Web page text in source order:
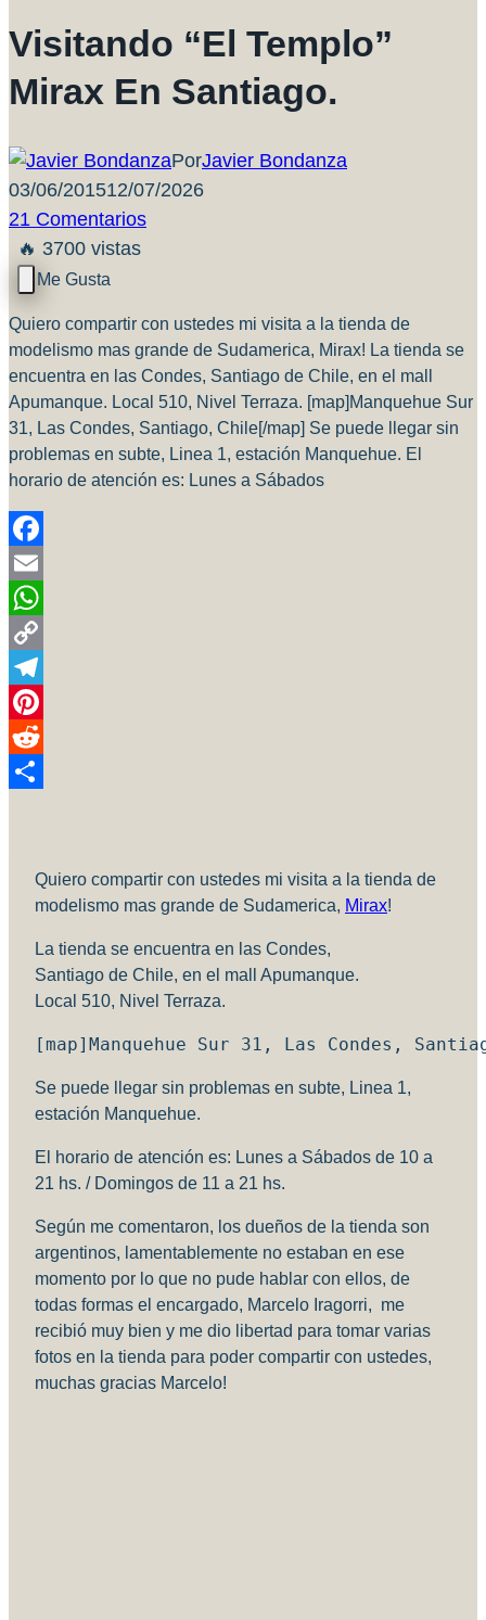
Visitando “El Templo”
Mirax En Santiago.
PorJavier Bondanza
03/06/201512/07/2026
21 Comentarios
🔥 3700 vistas
Quiero compartir con ustedes mi visita a la tienda de
modelismo mas grande de Sudamerica, Mirax! La tienda se
encuentra en las Condes, Santiago de Chile, en el mall
Apumanque. Local 510, Nivel Terraza. [map]Manquehue Sur
31, Las Condes, Santiago, Chile[/map] Se puede llegar sin
problemas en subte, Linea 1, estación Manquehue. El
horario de atención es: Lunes a Sábados
Facebook
Email
WhatsApp
Copy
Link
Telegram
Pinterest
Reddit
Quiero compartir con ustedes mi visita a la tienda de
modelismo mas grande de Sudamerica, Mirax!
La tienda se encuentra en las Condes,
Santiago de Chile, en el mall Apumanque.
Local 510, Nivel Terraza.
[map]Manquehue Sur 31, Las Condes,
Se puede llegar sin problemas en subte, Linea 1,
estación Manquehue.
El horario de atención es: Lunes a Sábados de 10 a
21 hs. / Domingos de 11 a 21 hs.
Según me comentaron, los dueños de la tienda son
argentinos, lamentablemente no estaban en ese
momento por lo que no pude hablar con ellos, de
todas formas el encargado, Marcelo Iragorri, me
recibió muy bien y me dio libertad para tomar varias
fotos en la tienda para poder compartir con ustedes,
muchas gracias Marcelo!